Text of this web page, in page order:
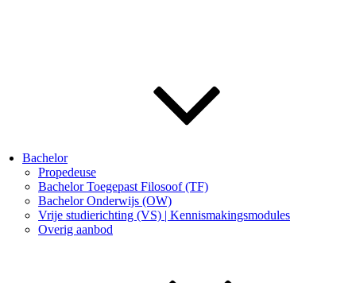
Bachelor
Propedeuse
Bachelor Toegepast Filosoof (TF)
Bachelor Onderwijs (OW)
Vrije studierichting (VS) | Kennismakingsmodules
Overig aanbod